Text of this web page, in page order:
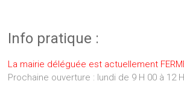
Info pratique :
La mairie déléguée est actuellement
Prochaine ouverture : lundi de 9 H 00 à 12